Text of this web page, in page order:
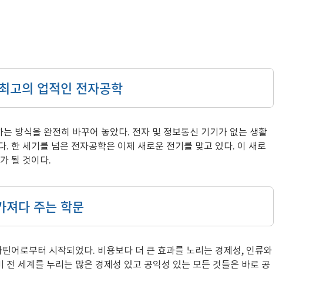
고의 업적인 전자공학
방식을 완전히 바꾸어 놓았다. 전자 및 정보통신 기기가 없는 생활
한 세기를 넘은 전자공학은 이제 새로운 전기를 맞고 있다. 이 새로
될 것이다.
져다 주는 학문
로부터 시작되었다. 비용보다 더 큰 효과를 노리는 경제성, 인류와
세계를 누리는 많은 경제성 있고 공익성 있는 모든 것들은 바로 공